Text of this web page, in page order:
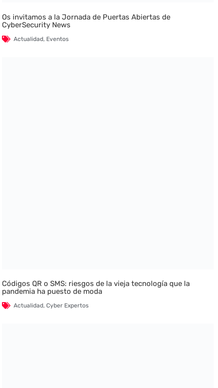
Os invitamos a la Jornada de Puertas Abiertas de
CyberSecurity News
Actualidad, Eventos
Códigos QR o SMS: riesgos de la vieja tecnología que la
pandemia ha puesto de moda
Actualidad,Cyber Expertos